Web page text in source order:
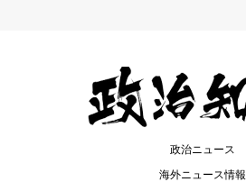
政治ニュース
海外ニュース情報